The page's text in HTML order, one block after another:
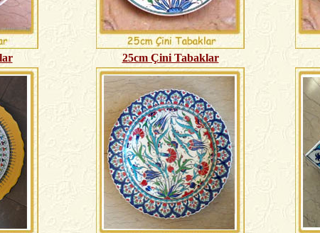
25cm Çini Tabaklar